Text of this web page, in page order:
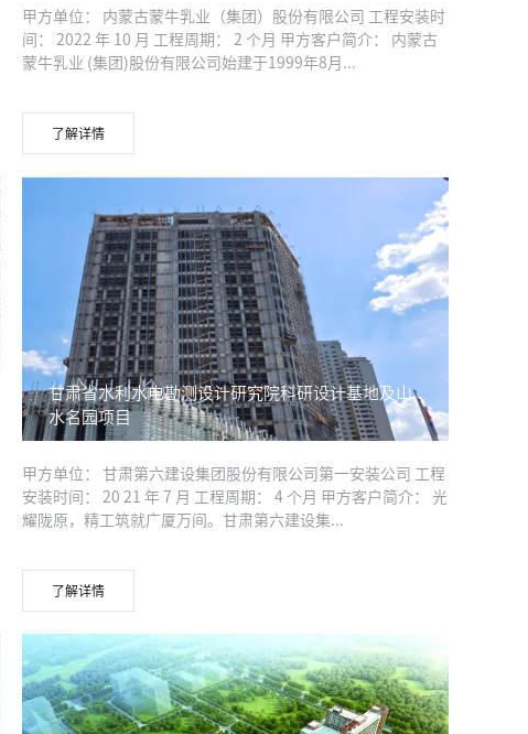
甲方单位： 内蒙古蒙牛乳业（集团）股份有限公司 工程安装时
间： 2022 年 10 月 工程周期： 2 个月 甲方客户简介： 内蒙古
蒙牛乳业 (集团)股份有限公司始建于1999年8月...
了解详情
甘肃省水利水电勘测设计研究院科研设计基地及山
水名园项目
甲方单位： 甘肃第六建设集团股份有限公司第一安装公司 工程
安装时间： 20 21 年 7 月 工程周期： 4 个月 甲方客户简介： 光
耀陇原，精工筑就广厦万间。甘肃第六建设集...
了解详情